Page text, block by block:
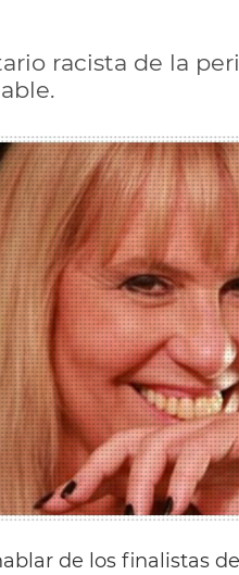
racista de la
de los finalistas de